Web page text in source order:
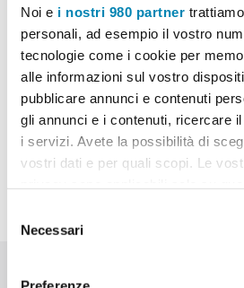
Noi e i nostri 980 partner
personali, ad esempio il vostro
tecnologie come i cookie per
alle informazioni sul vostro
pubblicare annunci e contenuti
gli annunci e i contenuti, ricercare
i servizi. Avete la possibilità di
vostri dati e per quali scopi. Le
modificare o revocare il proprio
momento dalla Dichiarazione sui
delNecessari
Bando di concorso
lingue in Italia 2022
Bandi di concorso 08/09/2022
Scopri maggiori informazioni.
Leggi